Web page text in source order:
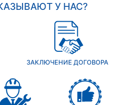
У НАС?
ЗАКЛЮЧЕНИЕ ДОГОВОРА